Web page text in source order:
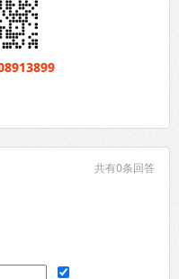
共有0条回答